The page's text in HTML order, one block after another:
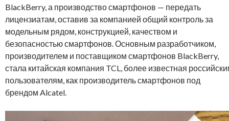
BlackBerry, а производство смартфонов — передать
лицензиатам, оставив за компанией общий контроль за
модельным рядом, конструкцией, качеством и
безопасностью смартфонов. Основным разработчиком,
производителем и поставщиком смартфонов BlackBerry,
стала китайская компания TCL, более известная
пользователям, как производитель смартфонов под
брендом Alcatel.